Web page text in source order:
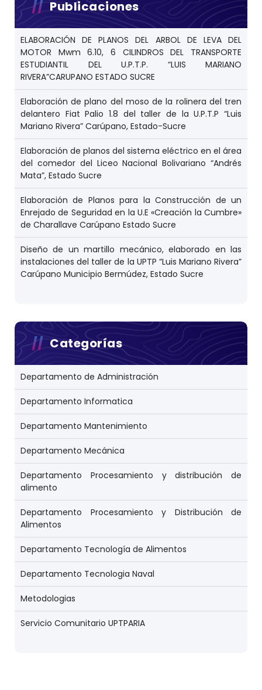
Publicaciones
ELABORACIÓN DE PLANOS DEL ARBOL DE LEVA DEL
MOTOR Mwm 6.10, 6 CILINDROS DEL TRANSPORTE
ESTUDIANTIL DEL U.P.T.P. “LUIS MARIANO
RIVERA”CARUPANO ESTADO SUCRE
Elaboración de plano del moso de la rolinera del tren
delantero Fiat Palio 1.8 del taller de la U.P.T.P “Luis
Mariano Rivera” Carúpano, Estado-Sucre
Elaboración de planos del sistema eléctrico en el área
del comedor del Liceo Nacional Bolivariano “Andrés
Mata”, Estado Sucre
Elaboración de Planos para la Construcción de un
Enrejado de Seguridad en la U.E «Creación la Cumbre»
de Charallave Carúpano Estado Sucre
Diseño de un martillo mecánico, elaborado en las
instalaciones del taller de la UPTP “Luis Mariano Rivera”
Carúpano Municipio Bermúdez, Estado Sucre
Categorías
Departamento de Administración
Departamento Informatica
Departamento Mantenimiento
Departamento Mecánica
Departamento Procesamiento y distribución de
alimento
Departamento Procesamiento y Distribución de
Alimentos
Departamento Tecnología de Alimentos
Departamento Tecnologia Naval
Metodologias
Servicio Comunitario UPTPARIA